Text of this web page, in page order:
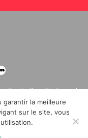
Rochelle Cinéma |
légales –Conditions
;Etienne Delcambre,
la meilleure
sur le site, vous